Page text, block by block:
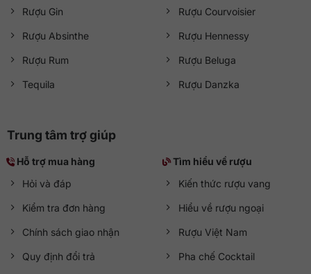
Rượu Gin
Rượu Absinthe
Rượu Rum
Tequila
Rượu Courvoisier
Rượu Hennessy
Rượu Beluga
Rượu Danzka
Trung tâm trợ giúp
Hỗ trợ mua hàng
Hỏi và đáp
Kiểm tra đơn hàng
Chính sách giao nhận
Quy định đổi trả
Tìm hiểu về rượu
Kiến thức rượu vang
Hiểu về rượu ngoại
Rượu Việt Nam
Pha chế Cocktail